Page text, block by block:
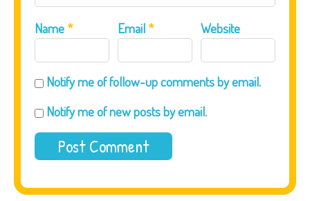
Name* Email* Website
Notify me of follow-up comments by email.
Notify me of new posts by email.